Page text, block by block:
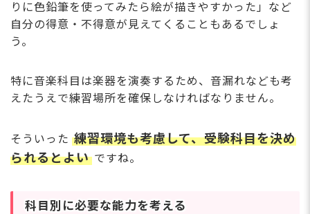
りに色鉛筆を使ってみたら絵が描きやすかった」など
自分の得意・不得意が見えてくることもあるでしょ
う。
特に音楽科目は楽器を演奏するため、音漏れなども考
えたうえで練習場所を確保しなければなりません。
そういった 練習環境も考慮して、受験科目を決め
られるとよい ですね。
科目別に必要な能力を考える